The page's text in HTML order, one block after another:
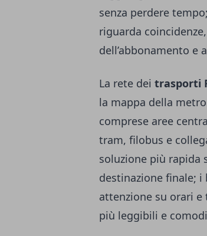
senza perdere
riguarda
dell’abbonamento e
La rete dei trasporti
la mappa della
comprese aree
tram, filobus e
soluzione più rapida
destinazione finale;
attenzione su orari
più leggibili e